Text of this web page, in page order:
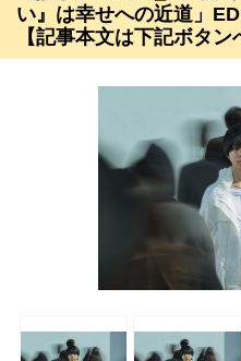
い』は幸せへの近道」
【記事本文は下記ボタン